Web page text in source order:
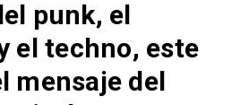
punk, el
el techno, este
mensaje del